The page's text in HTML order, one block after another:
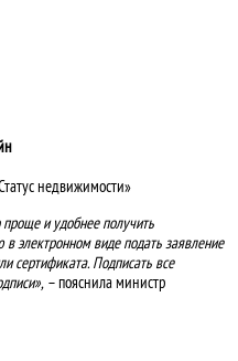
недвижимости»
и удобнее получить
электронном виде подать заявление
сертификата. Подписать все
– пояснила министр